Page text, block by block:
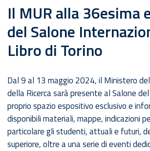
Il MUR alla 36esima
del Salone
Libro di Torino
Dal 9 al 13 maggio 2024, il Ministero
della Ricerca sarà presente al Salone
proprio spazio espositivo esclusivo e
disponibili materiali, mappe, indicazioni
particolare gli studenti, attuali e futuri,
superiore, oltre a una serie di eventi